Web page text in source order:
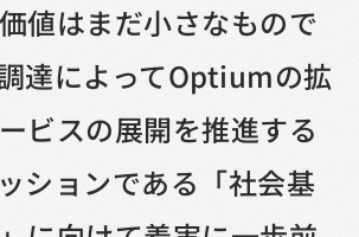
値はまだ小さなもので
達によってOptiumの拡
ビスの展開を推進する
ションである「社会基